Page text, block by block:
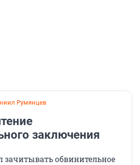
Румянцев
заключения
зачитывать обвинительное